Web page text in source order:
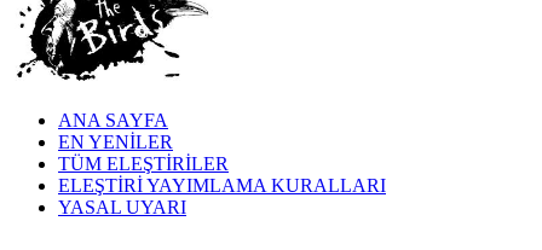
ANA SAYFA
EN YENİLER
TÜM ELEŞTİRİLER
ELEŞTİRİ YAYIMLAMA KURALLARI
YASAL UYARI